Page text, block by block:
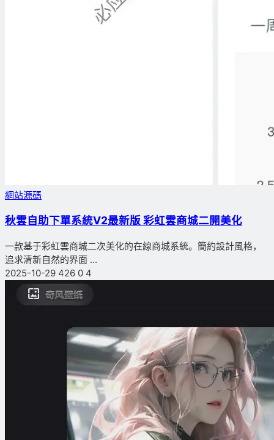
網站源碼
秋雲自助下單系統V2最新版 彩虹雲商城二開美化
一款基于彩虹雲商城二次美化的在線商城系統。簡約設計風格，
追求清新自然的界面 ...
2025-10-29 426 0 4